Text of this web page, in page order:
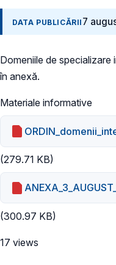
DATA PUBLICĂRII 7
Domeniile de
în anexă.
Materiale informative
(279.71 KB)
(300.97 KB)
17 views